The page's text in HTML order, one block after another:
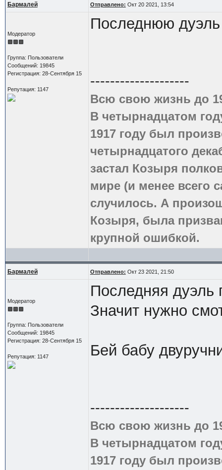
Бармалей Отправлено: Окт 20 2021, 13:54
Модератор
Группа: Пользователи
Сообщений: 19845
Регистрация: 28-Сентября 15
Репутация: 1147
Последнюю
--------------------
Всю свою жизнь до
В четырнадцатом
1917 году был
четырнадцатого
застал Козыря
мире (и менее всего
случилось. А
Козыря, была
крупной ошибкой.
Бармалей Отправлено: Окт 23 2021, 21:50
Модератор
Группа: Пользователи
Сообщений: 19845
Регистрация: 28-Сентября 15
Репутация: 1147
Последняя дуэль
Значит нужно
Бей бабу
--------------------
Всю свою жизнь до
В четырнадцатом
1917 году был